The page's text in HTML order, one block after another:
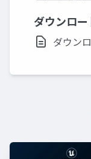
ダウンロー
ダウン